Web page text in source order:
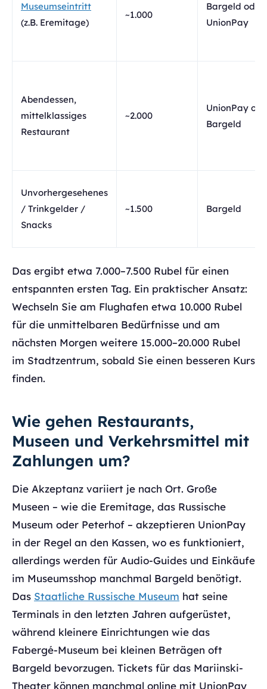
Museumseintritt
(z.B. Eremitage)
~1.000
Bargeld oder
UnionPay
Abendessen,
mittelklassiges
Restaurant
~2.000
UnionPay
Bargeld
Unvorhergesehenes
/ Trinkgelder /
Snacks
~1.500 Bargeld
Das ergibt etwa 7.000–7.500 Rubel für einen
entspannten ersten Tag. Ein praktischer Ansatz:
Wechseln Sie am Flughafen etwa 10.000 Rubel
für die unmittelbaren Bedürfnisse und am
nächsten Morgen weitere 15.000–20.000 Rubel
im Stadtzentrum, sobald Sie einen besseren Kurs
finden.
Wie gehen Restaurants,
Museen und Verkehrsmittel mit
Zahlungen um?
Die Akzeptanz variiert je nach Ort. Große
Museen – wie die Eremitage, das Russische
Museum oder Peterhof – akzeptieren UnionPay
in der Regel an den Kassen, wo es funktioniert,
allerdings werden für Audio-Guides und Einkäufe
im Museumsshop manchmal Bargeld benötigt.
Das Staatliche Russische Museum hat seine
Terminals in den letzten Jahren aufgerüstet,
während kleinere Einrichtungen wie das
Fabergé-Museum bei kleinen Beträgen oft
Bargeld bevorzugen. Tickets für das Mariinski-
Theater können manchmal online mit UnionPay